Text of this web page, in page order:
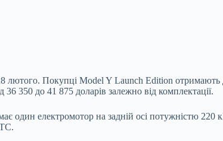
Покупці Model Y Launch Edition отримають
350 до 41 875 доларів залежно від комплектації.
один електромотор на задній осі потужністю